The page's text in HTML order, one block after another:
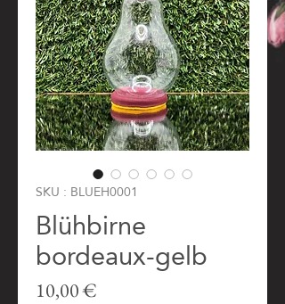
SKU : BLUEH0001
Blühbirne
bordeaux-gelb
10,00 €